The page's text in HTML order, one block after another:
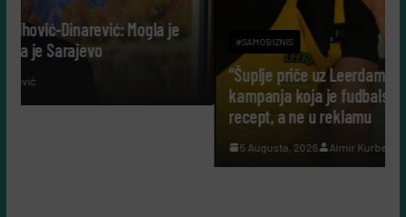
je
#SAMOBIZNIS
“Šuplje priče uz Leerdammer”: marketinška
kampanja koja je fudbalsku groznicu pretvorila u
recept, a ne u reklamu
Almir Kurbegović